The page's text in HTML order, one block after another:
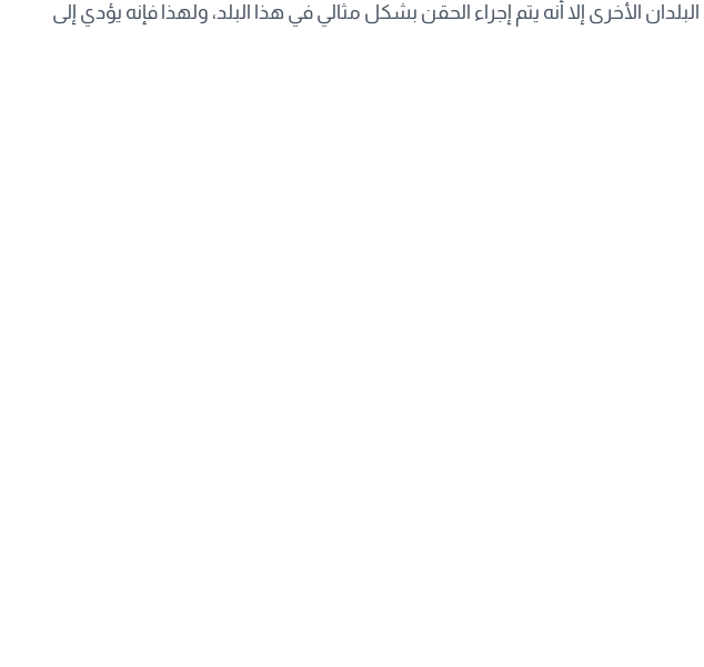
الأخرى إلا أنه يتم إجراء الحقن بشكل مثالي في هذا البلد، ولهذا فإنه يؤدي إلى